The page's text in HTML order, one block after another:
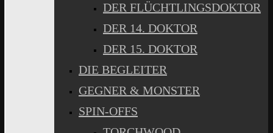
DER FLÜCHTLINGSDOKTOR
DER 14. DOKTOR
DER 15. DOKTOR
DIE BEGLEITER
GEGNER & MONSTER
SPIN-OFFS